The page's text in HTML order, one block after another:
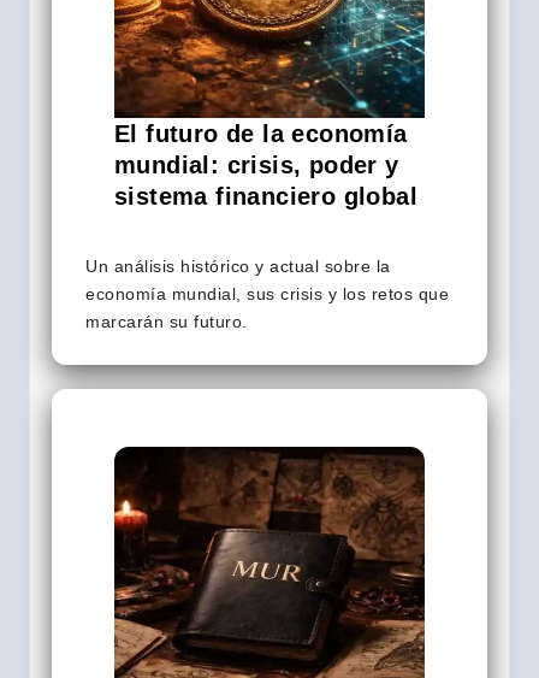
El futuro de la economía
mundial: crisis, poder y
sistema financiero global
Un análisis histórico y actual sobre la
economía mundial, sus crisis y los retos que
marcarán su futuro.